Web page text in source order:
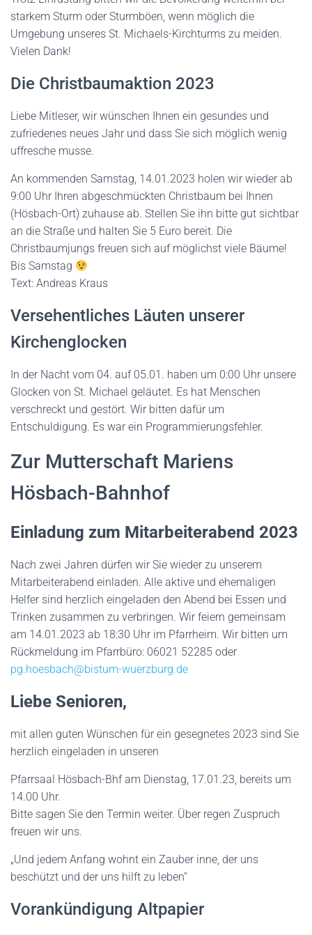
starkem Sturm oder Sturmböen, wenn möglich die
Umgebung unseres St. Michaels-Kirchturms zu meiden.
Vielen Dank!
Die Christbaumaktion 2023
Liebe Mitleser, wir wünschen Ihnen ein gesundes und
zufriedenes neues Jahr und dass Sie sich möglich wenig
uffresche musse.
An kommenden Samstag, 14.01.2023 holen wir wieder ab
9:00 Uhr Ihren abgeschmückten Christbaum bei Ihnen
(Hösbach-Ort) zuhause ab. Stellen Sie ihn bitte gut sichtbar
an die Straße und halten Sie 5 Euro bereit. Die
Christbaumjungs freuen sich auf möglichst viele Bäume!
Bis Samstag
Text: Andreas Kraus
Versehentliches Läuten unserer
Kirchenglocken
In der Nacht vom 04. auf 05.01. haben um 0:00 Uhr unsere
Glocken von St. Michael geläutet. Es hat Menschen
verschreckt und gestört. Wir bitten dafür um
Entschuldigung. Es war ein Programmierungsfehler.
Zur Mutterschaft Mariens
Hösbach-Bahnhof
Einladung zum Mitarbeiterabend 2023
Nach zwei Jahren dürfen wir Sie wieder zu unserem
Mitarbeiterabend einladen. Alle aktive und ehemaligen
Helfer sind herzlich eingeladen den Abend bei Essen und
Trinken zusammen zu verbringen. Wir feiern gemeinsam
am 14.01.2023 ab 18:30 Uhr im Pfarrheim. Wir bitten um
Rückmeldung im Pfarrbüro: 06021 52285 oder
pg.hoesbach@bistum-wuerzburg.de
Liebe Senioren,
mit allen guten Wünschen für ein gesegnetes 2023 sind Sie
herzlich eingeladen in unseren
Pfarrsaal Hösbach-Bhf am Dienstag, 17.01.23, bereits um
14.00 Uhr.
Bitte sagen Sie den Termin weiter. Über regen Zuspruch
freuen wir uns.
„Und jedem Anfang wohnt ein Zauber inne, der uns
beschützt und der uns hilft zu leben“
Vorankündigung Altpapier